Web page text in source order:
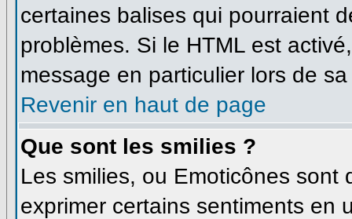
certaines balises qui pourraient
problèmes. Si le HTML est
message en particulier lors de
Revenir en haut de page
Que sont les smilies ?
Les smilies, ou Emoticônes
exprimer certains sentiments en